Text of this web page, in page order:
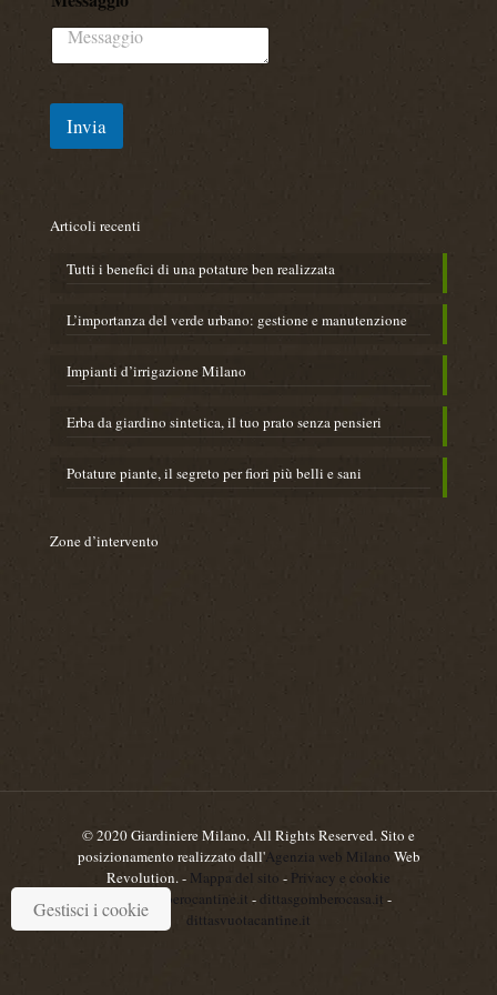
g
i
Invia
Articoli recenti
Tutti i benefici di una potature ben realizzata
L’importanza del verde urbano: gestione e manutenzione
​Impianti d’irrigazione Milano
Erba da giardino sintetica, il tuo prato senza pensieri
Potature piante, il segreto per fiori più belli e sani
Zone d’intervento
© 2020 Giardiniere Milano. All Rights Reserved. Sito e
posizionamento realizzato dall'Agenzia web Milano Web
Revolution. - Mappa del sito - Privacy e cookie
dittasgomberocantine.it - dittasgomberocasa.it -
dittasvuotacantine.it
Gestisci i cookie